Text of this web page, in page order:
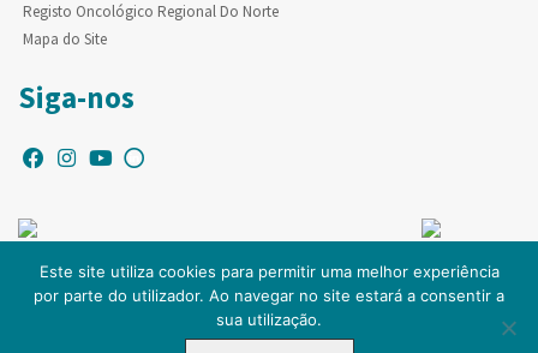
Registo Oncológico Regional Do Norte
Mapa do Site
Siga-nos
© Copyright IPO-PORTO. Todos os direitos reservados.
Este site utiliza cookies para permitir uma melhor experiência
por parte do utilizador. Ao navegar no site estará a consentir a
sua utilização.